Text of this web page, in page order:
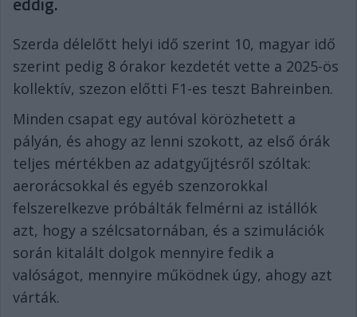
Szerda délelőtt helyi idő szerint 10, magyar idő
szerint pedig 8 órakor kezdetét vette a 2025-ös
kollektív, szezon előtti F1-es teszt Bahreinben.
Minden csapat egy autóval körözhetett a
pályán, és ahogy az lenni szokott, az első órák
teljes mértékben az adatgyűjtésről szóltak:
aerorácsokkal és egyéb szenzorokkal
felszerelkezve próbálták felmérni az istállók
azt, hogy a szélcsatornában, és a szimulációk
során kitalált dolgok mennyire fedik a
valóságot, mennyire működnek úgy, ahogy azt
várták.